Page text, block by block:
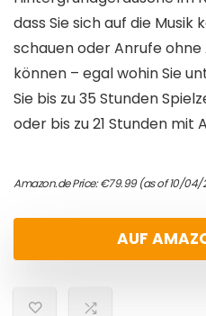
dass Sie sich auf die Musik
schauen oder Anrufe
können – egal wohin Sie
Sie bis zu 35 Stunden
oder bis zu 21 Stunden mit
Amazon.de Price:€79.99(as of 10/04/
AUF